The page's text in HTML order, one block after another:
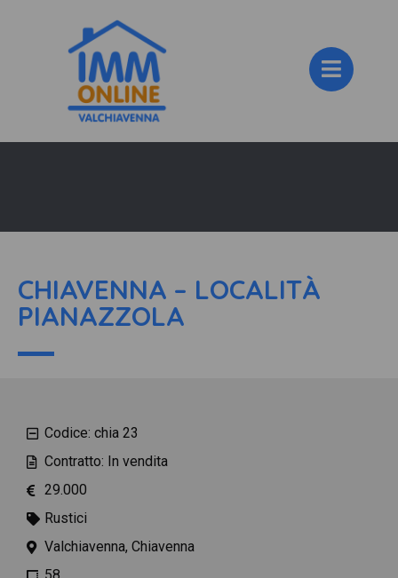
CHIAVENNA – LOCALITÀ
PIANAZZOLA
Codice: chia 23
Contratto: In vendita
29.000
Rustici
Valchiavenna, Chiavenna